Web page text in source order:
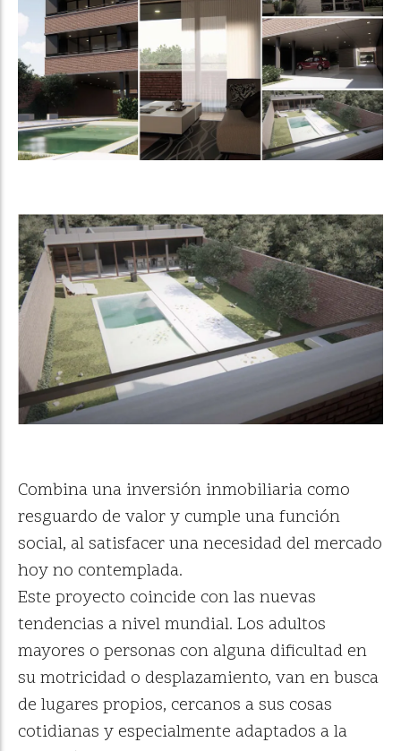
Combina una inversión inmobiliaria como
resguardo de valor y cumple una función
social, al satisfacer una necesidad del mercado
hoy no contemplada.
Este proyecto coincide con las nuevas
tendencias a nivel mundial. Los adultos
mayores o personas con alguna dificultad en
su motricidad o desplazamiento, van en busca
de lugares propios, cercanos a sus cosas
cotidianas y especialmente adaptados a la